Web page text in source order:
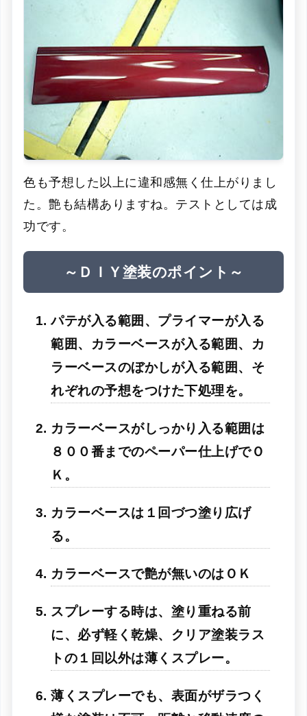
色も予想した以上に違和感無く仕上がりまし
た。艶も結構ありますね。テストとしては成
功です。
～ＤＩＹ塗装のポイント～
パテが入る範囲、プライマーが入る
範囲、カラーベースが入る範囲、カ
ラーベースのぼかしが入る範囲、そ
れぞれの予想をつけた下処理を。
カラーベースがしっかり入る範囲は
８００番までのペーパー仕上げでＯ
Ｋ。
カラーベースは１回づつ塗り広げ
る。
カラーベースで艶が無いのはＯＫ
スプレーする時は、塗り重ねる前
に、必ず軽く乾燥、クリア塗装ラス
トの１回以外は薄くスプレー。
薄くスプレーでも、表面がザラつく